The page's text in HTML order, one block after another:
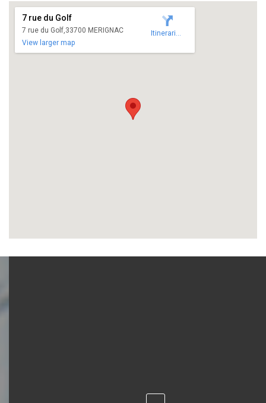
7 rue du Golf
7 rue du Golf,33700 MERIGNAC
Itineraries
View larger map